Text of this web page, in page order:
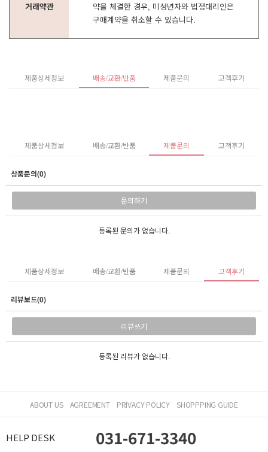
거래약관
약을 체결한 경우, 미성년자와 법정대리인은
구매계약을 취소할 수 있습니다.
제품상세정보 배송/교환/반품 제품문의 고객후기
제품상세정보 배송/교환/반품 제품문의 고객후기
상품문의(0)
문의하기
등록된 문의가 없습니다.
제품상세정보 배송/교환/반품 제품문의 고객후기
리뷰보드(0)
리뷰쓰기
등록된 리뷰가 없습니다.
ABOUT US AGREEMENT PRIVACY POLICY SHOPPPING GUIDE
HELP DESK 031-671-3340